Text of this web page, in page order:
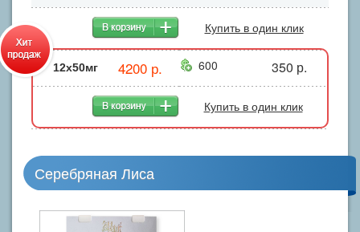
Купить в один клик
12х50мг 4200 р. 600 350 р.
Купить в один клик
Серебряная Лиса